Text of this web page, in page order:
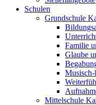
Schulen
Grundschule
Familie
Glaube
Mittelschule